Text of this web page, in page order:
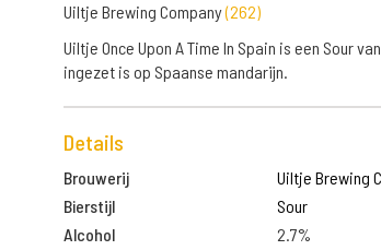
Uiltje Brewing Company(262)
Uiltje Once Upon A Time In Spain is een Sour
ingezet is op Spaanse mandarijn.
Details
Brouwerij
Uiltje Brewing
Bierstijl
Sour
Alcohol
2.7%